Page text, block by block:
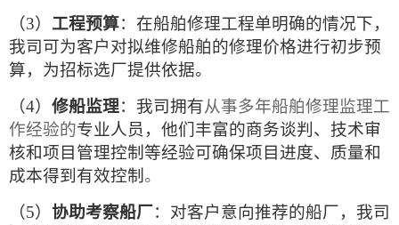
（3） 工程预算：在船舶修理工程单明确的情况下，
我司可为客户对拟维修船舶的修理价格进行初步预
算，为招标选厂提供依据。
（4） 修船监理：我司拥有从事多年船舶修理监理工
作经验的专业人员，他们丰富的商务谈判、技术审
核和项目管理控制等经验可确保项目进度、质量和
成本得到有效控制 。
（5） 协助考察船厂：对客户意向推荐的船厂，我司